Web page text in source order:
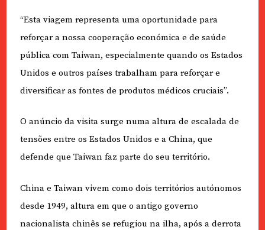
“Esta viagem representa uma oportunidade para
reforçar a nossa cooperação económica e de saúde
pública com Taiwan, especialmente quando os Estados
Unidos e outros países trabalham para reforçar e
diversificar as fontes de produtos médicos cruciais”.
O anúncio da visita surge numa altura de escalada de
tensões entre os Estados Unidos e a China, que
defende que Taiwan faz parte do seu território.
China e Taiwan vivem como dois territórios autónomos
desde 1949, altura em que o antigo governo
nacionalista chinês se refugiou na ilha, após a derrota